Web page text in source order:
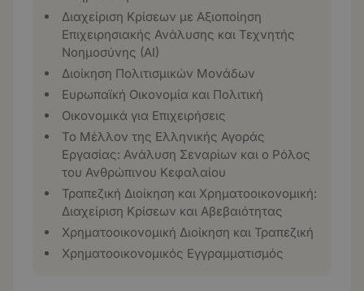
Διαχείριση Κρίσεων με Αξιοποίηση
Επιχειρησιακής Ανάλυσης και Τεχνητής
Νοημοσύνης (ΑΙ)
Διοίκηση Πολιτισμικών Μονάδων
Ευρωπαϊκή Οικονομία και Πολιτική
Οικονομικά για Επιχειρήσεις
Το Μέλλον της Ελληνικής Αγοράς
Εργασίας: Ανάλυση Σεναρίων και ο Ρόλος
του Ανθρώπινου Κεφαλαίου
Τραπεζική Διοίκηση και Χρηματοοικονομική:
Διαχείριση Κρίσεων και Αβεβαιότητας
Χρηματοοικονομική Διοίκηση και Τραπεζική
Χρηματοοικονομικός Εγγραμματισμός